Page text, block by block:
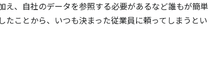
え、自社のデータを参照する必要があるなど誰もが簡単
たことから、いつも決まった従業員に頼ってしまうとい